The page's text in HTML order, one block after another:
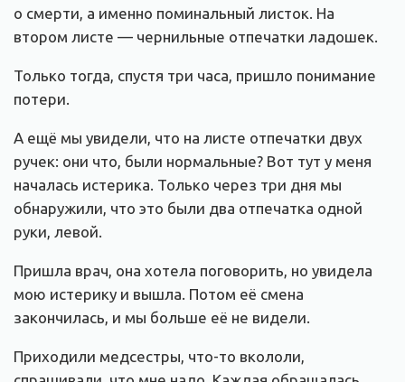
о смерти, а именно поминальный листок. На
втором листе — чернильные отпечатки ладошек.
Только тогда, спустя три часа, пришло понимание
потери.
А ещё мы увидели, что на листе отпечатки двух
ручек: они что, были нормальные? Вот тут у меня
началась истерика. Только через три дня мы
обнаружили, что это были два отпечатка одной
руки, левой.
Пришла врач, она хотела поговорить, но увидела
мою истерику и вышла. Потом её смена
закончилась, и мы больше её не видели.
Приходили медсестры, что-то вкололи,